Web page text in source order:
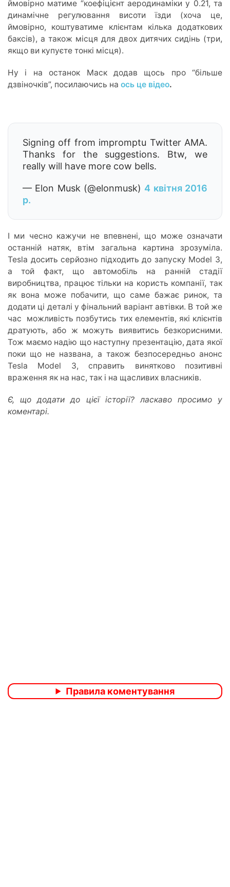
ймовірно матиме “коефіцієнт аеродинаміки у 0.21, та
динамічне регулювання висоти їзди (хоча це,
ймовірно, коштуватиме клієнтам кілька додаткових
баксів), а також місця для двох дитячих сидінь (три,
якщо ви купуєте тонкі місця).
Ну і на останок Маск додав щось про “більше
дзвіночків”, посилаючись на ось це відео.
Signing off from impromptu Twitter AMA.
Thanks for the suggestions. Btw, we
really will have more cow bells.
— Elon Musk (@elonmusk) 4 квітня 2016
р.
І ми чесно кажучи не впевнені, що може означати
останній натяк, втім загальна картина зрозуміла.
Tesla досить серйозно підходить до запуску Model 3,
а той факт, що автомобіль на ранній стадії
виробництва, працює тільки на користь компанії, так
як вона може побачити, що саме бажає ринок, та
додати ці деталі у фінальний варіант автівки. В той же
час можливість позбутись тих елементів, які клієнтів
дратують, або ж можуть виявитись безкорисними.
Тож маємо надію що наступну презентацію, дата якої
поки що не названа, а також безпосередньо анонс
Tesla Model 3, справить винятково позитивні
враження як на нас, так і на щасливих власників.
Є, що додати до цієї історії? ласкаво просимо у
коментарі.
Правила коментування